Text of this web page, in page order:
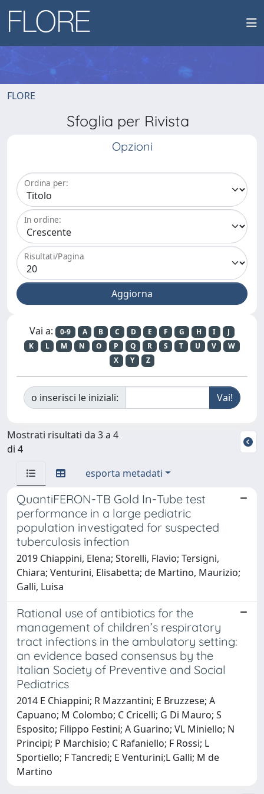
FLORE
Sfoglia per Rivista
Opzioni
Ordina per:
In ordine:
Risultati/Pagina
Vai a: 0-9 A B C D E F G H I
J
K
L M N O P Q R S T U V
W
X
Y Z
o inserisci le iniziali:
Mostrati risultati da 3 a 4
di 4
esporta metadati
QuantiFERON-TB Gold In-Tube test
performance in a large pediatric
population investigated for suspected
tuberculosis infection
2019 Chiappini, Elena; Storelli, Flavio; Tersigni,
Chiara; Venturini, Elisabetta; de Martino, Maurizio;
Galli, Luisa
Rational use of antibiotics for the
management of children’s respiratory
tract infections in the ambulatory setting:
an evidence based consensus by the
Italian Society of Preventive and Social
Pediatrics
2014 E Chiappini; R Mazzantini; E Bruzzese; A
Capuano; M Colombo; C Cricelli; G Di Mauro; S
Esposito; Filippo Festini; A Guarino; VL Miniello; N
Principi; P Marchisio; C Rafaniello; F Rossi; L
Sportiello; F Tancredi; E Venturini;L Galli; M de
Martino